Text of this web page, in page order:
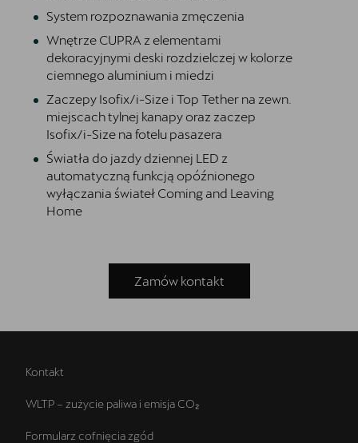
System rozpoznawania zmęczenia
Wnętrze CUPRA z elementami
dekoracyjnymi deski rozdzielczej w kolorze
ciemnego aluminium i miedzi
Zaczepy Isofix/i-Size i Top Tether na zewn.
miejscach tylnej kanapy oraz zaczep
Isofix/i-Size na fotelu pasazera
Światła do jazdy dziennej LED z
automatyczną funkcją opóźnionego
wyłączania świateł Coming and Leaving
Home
Zamów kontakt
Kontakt
WLTP – zużycie paliwa i emisja CO₂
Formularz cofnięcia zgód